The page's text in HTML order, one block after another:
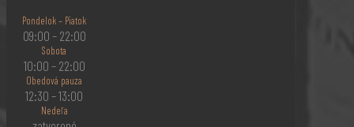
Pondelok – Piatok
09:00 – 22:00
Sobota
10:00 – 22:00
Obedová pauza
12:30 – 13:00
Nedeľa